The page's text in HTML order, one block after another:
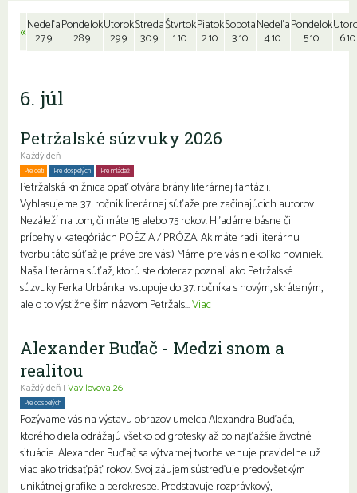
«Nedeľa
27.9.
Pondelok
28.9.
Utorok
29.9.
Streda
30.9.
Štvrtok
1.10.
Piatok
2.10.
Sobota
3.10.
Nedeľa
4.10.
Pondelok
5.10. 6.10.
6. júl
Petržalské súzvuky 2026
Každý deň
Pre deti Pre dospelých Pre mládež
Petržalská knižnica opäť otvára brány literárnej fantázii.
Vyhlasujeme 37. ročník literárnej súťaže pre začínajúcich autorov.
Nezáleží na tom, či máte 15 alebo 75 rokov. Hľadáme básne či
príbehy v kategóriách POÉZIA / PRÓZA. Ak máte radi literárnu
tvorbu táto súťaž je práve pre vás:) Máme pre vás niekoľko noviniek.
Naša literárna súťaž, ktorú ste doteraz poznali ako Petržalské
súzvuky Ferka Urbánka vstupuje do 37. ročníka s novým, skráteným,
ale o to výstižnejším názvom Petržals...Viac
Alexander Buďač - Medzi snom a
realitou
Každý deň | Vavilovova 26
Pre dospelých
Pozývame vás na výstavu obrazov umelca Alexandra Buďača,
ktorého diela odrážajú všetko od grotesky až po najťažšie životné
situácie. Alexander Buďač sa výtvarnej tvorbe venuje pravidelne už
viac ako tridsaťpäť rokov. Svoj záujem sústreďuje predovšetkým
unikátnej grafike a perokresbe. Predstavuje rozprávkový,